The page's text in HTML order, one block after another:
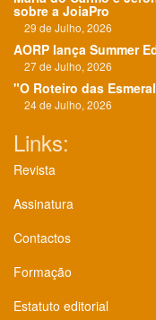
sobre a JoiaPro
29 de Julho, 2026
AORP lança Summer
27 de Julho, 2026
"O Roteiro das
24 de Julho, 2026
Links:
Revista
Assinatura
Contactos
Formação
Estatuto editorial